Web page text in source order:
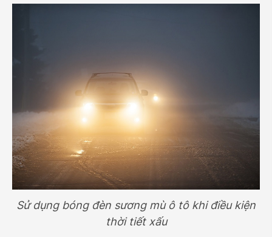
Sử dụng bóng đèn sương mù ô tô khi điều kiện
thời tiết xấu